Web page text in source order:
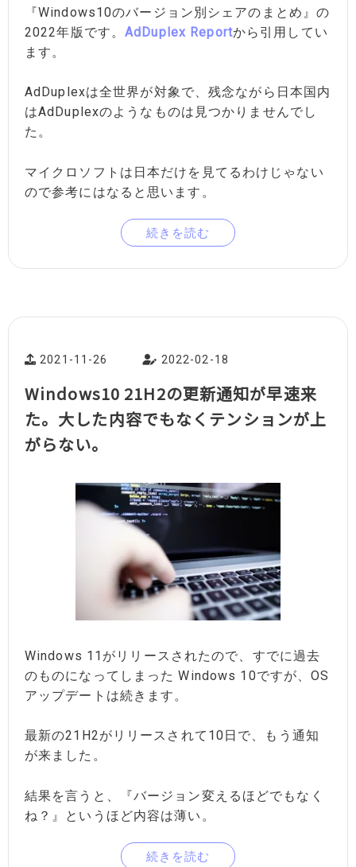
『Windows10のバージョン別シェアのまとめ』の
2022年版です。AdDuplex Reportから引用してい
ます。
AdDuplexは全世界が対象で、残念ながら日本国内
はAdDuplexのようなものは見つかりませんでし
た。
マイクロソフトは日本だけを見てるわけじゃない
ので参考にはなると思います。
続きを読む
2021-11-26 2022-02-18
Windows10 21H2の更新通知が早速来
た。大した内容でもなくテンションが上
がらない。
Windows 11がリリースされたので、すでに過去
のものになってしまった Windows 10ですが、OS
アップデートは続きます。
最新の21H2がリリースされて10日で、もう通知
が来ました。
結果を言うと、『バージョン変えるほどでもなく
ね？』というほど内容は薄い。
続きを読む